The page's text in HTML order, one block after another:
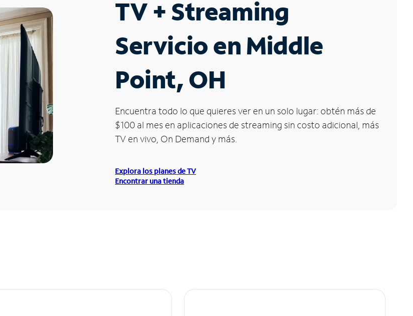
TV + Streaming
Servicio en Middle
Point, OH
Encuentra todo lo que quieres ver en un solo lugar: obtén más de
$100 al mes en aplicaciones de streaming sin costo adicional, más
TV en vivo, On Demand y más.
Explora los planes de TV
Encontrar una tienda